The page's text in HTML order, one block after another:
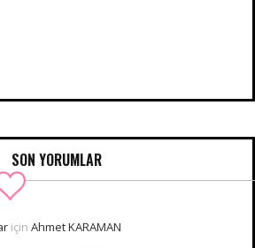
SON YORUMLAR
için Ahmet KARAMAN